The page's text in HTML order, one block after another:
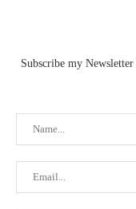
Subscribe my